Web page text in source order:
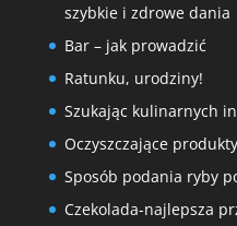
szybkie i zdrowe dania
Bar – jak prowadzić
Ratunku, urodziny!
Szukając kulinarnych
Oczyszczające
Sposób podania ryby
Czekolada-najlepsza